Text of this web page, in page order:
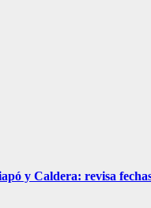
y Caldera: revisa